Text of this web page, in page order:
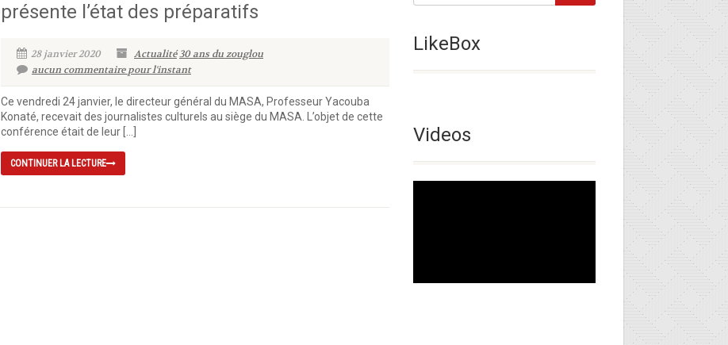
présente l’état des préparatifs
28 janvier 2020 Actualité30 ans du zouglou
aucun commentaire pour l'instant
Ce vendredi 24 janvier, le directeur général du MASA, Professeur Yacouba
Konaté, recevait des journalistes culturels au siège du MASA. L’objet de cette
conférence était de leur […]
CONTINUER LA LECTURE
LikeBox
Videos